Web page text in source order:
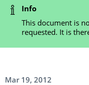
Status Message
Info
This document is
requested. It is
Mar 19, 2012